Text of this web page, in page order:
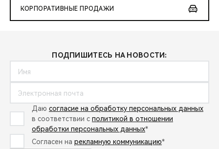
КОРПОРАТИВНЫЕ ПРОДАЖИ
ПОДПИШИТЕСЬ НА НОВОСТИ:
Даю согласие на обработку персональных данных
в соответствии с политикой в отношении
обработки персональных данных*
Согласен на рекламную коммуникацию*